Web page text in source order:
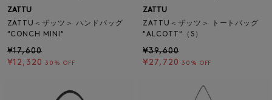
ZATTU
ZATTU＜ザッツ＞ ハンドバッグ
"CONCH MINI"
¥17,600
¥12,320 30% OFF
ZATTU
ZATTU＜ザッツ＞ トートバッグ
"ALCOTT"（S）
¥39,600
¥27,720 30% OFF